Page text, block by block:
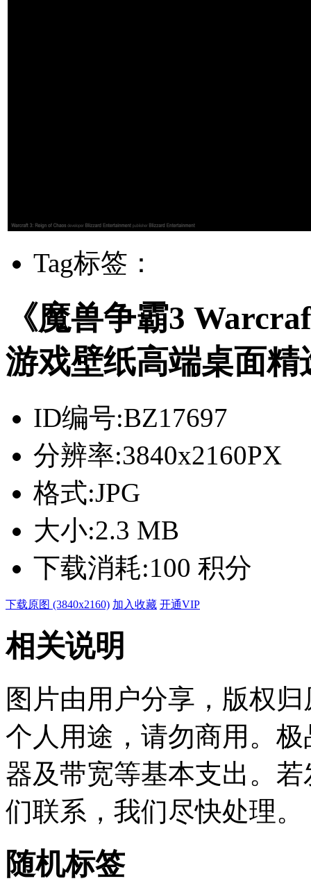
Tag标签：
《魔兽争霸3
游戏壁纸高端桌面精
ID编号:BZ17697
分辨率:3840x2160PX
格式:JPG
大小:2.3 MB
下载消耗:100 积分
下载原图 (3840x2160) 加入收藏 开通VIP
相关说明
图片由用户分享，版权
个人用途，请勿商用。
器及带宽等基本支出。
们联系，我们尽快处理。
随机标签